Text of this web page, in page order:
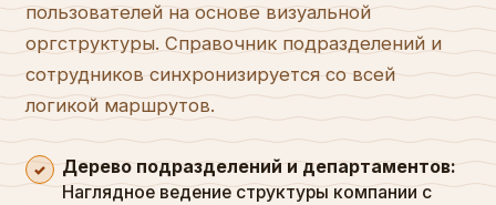
пользователей на основе визуальной
оргструктуры. Справочник подразделений и
сотрудников синхронизируется со всей
логикой маршрутов.
Дерево подразделений и департаментов:
Наглядное ведение структуры компании с